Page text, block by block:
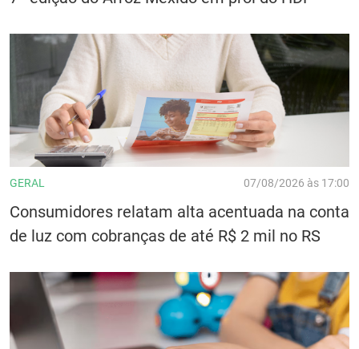
GERAL 07/08/2026 às 17:00
Consumidores relatam alta acentuada na conta
de luz com cobranças de até R$ 2 mil no RS